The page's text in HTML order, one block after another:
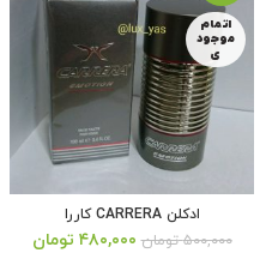
اتمام
موجود
ی
ادکلن CARRERA کاررا
۵۰۰,۰۰۰ تومان قیمت
۴۸۰,۰۰۰ تومان